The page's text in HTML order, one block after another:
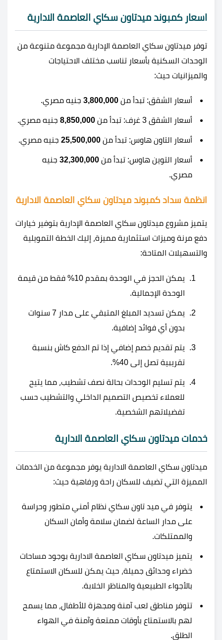
اسعار كمبوند ميدتاون سكاي العاصمة الادارية
توفر ميدتاون سكاي العاصمة الإدارية مجموعة متنوعة من
الوحدات السكنية بأسعار تناسب مختلف الاحتياجات
والميزانيات حيث:
أسعار الشقق: تبدأ من 3,800,000 جنيه مصري.
أسعار الشقق 3 غرف: تبدأ من 8,850,000 جنيه مصري.
أسعار التاون هاوس: تبدأ من 25,500,000 جنيه مصري.
أسعار التوين هاوس: تبدأ من 32,300,000 جنيه
مصري.
انظمة سداد كمبوند ميدتاون سكاي العاصمة الادارية
يتميز مشروع ميدتاون سكاي العاصمة الإدارية بتوفير خيارات
دفع مرنة وميزات استثمارية مميزة، إليك الخطة التمويلية
والتسهيلات المتاحة:
يمكن الحجز في الوحدة بمقدم 10% فقط من قيمة
الوحدة الإجمالية.
يمكن تسديد المبلغ المتبقي على مدار 7 سنوات
بدون أي فوائد إضافية.
يتم تقديم خصم إضافي إذا تم الدفع كاش بنسبة
تقريبية تصل إلى 40%.
يتم تسليم الوحدات بحالة نصف تشطيب، مما يتيح
للعملاء تخصيص التصميم الداخلي والتشطيب حسب
تفضيلاتهم الشخصية.
خدمات ميدتاون سكاي العاصمة الادارية
ميدتاون سكاي العاصمة الادارية يوفر مجموعة من الخدمات
المميزة التي تضيف للسكان راحة ورفاهية حيث:
يتوفر في ميد تاون سكاي نظام أمني متطور وحراسة
على مدار الساعة لضمان سلامة وأمان السكان
والممتلكات.
يتميز ميدتاون سكاي العاصمة الادارية بوجود مساحات
خضراء وحدائق جميلة، حيث يمكن للسكان الاستمتاع
بالأجواء الطبيعية والمناظر الخلابة.
تتوفر مناطق لعب آمنة ومجهزة للأطفال، مما يسمح
لهم بالاستمتاع بأوقات ممتعة وآمنة في الهواء
الطلق.